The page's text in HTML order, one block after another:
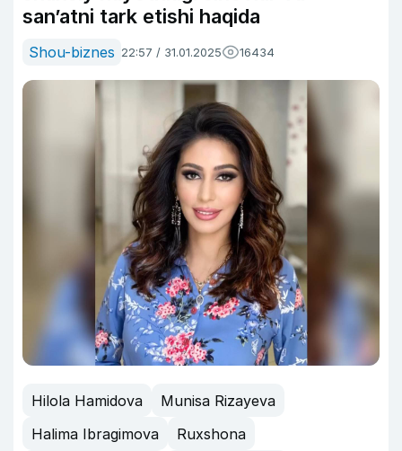
san’atni tark etishi haqida
Shou-biznes 22:57 / 31.01.2025 16434
Hilola Hamidova
Munisa Rizayeva
Halima Ibragimova
Ruxshona